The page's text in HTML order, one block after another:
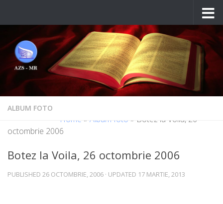
ALBUM FOTO
Home » Album foto » Botez la Voila, 26
octombrie 2006
Botez la Voila, 26 octombrie 2006
PUBLISHED 26 OCTOMBRIE, 2006 · UPDATED 17 MARTIE, 2013